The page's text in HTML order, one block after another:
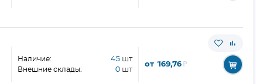
Наличие: 45 шт
Внешние склады: 0 шт
от 169,76₽